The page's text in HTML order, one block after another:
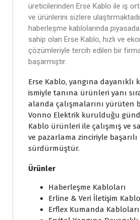
üreticilerinden Erse Kablo ile iş
ve ürünlerini sizlere
haberleşme kablolarında
sahip olan Erse Kablo, hızlı ve
çözümleriyle tercih edilen bir
başarmıştır.
Erse Kablo, yangına
ismiyle tanına ürünleri yanı
alanda çalışmalarını yürüten
Vonno Elektrik kurulduğu
Kablo ürünleri ile çalışmış ve
ve pazarlama zinciriyle
sürdürmüştür.
Ürünler
Haberleşme Kabloları
Erline & Veri İletişim
Erflex Kumanda Kabloları